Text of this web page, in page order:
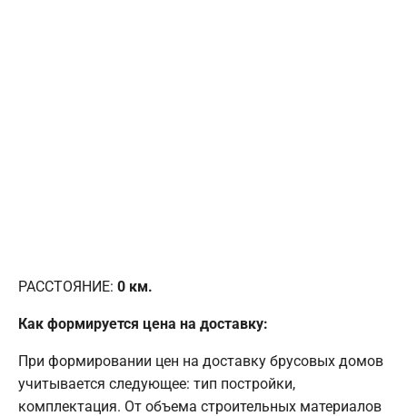
РАССТОЯНИЕ: 0 км.
Как формируется цена на доставку:
При формировании цен на доставку брусовых домов
учитывается следующее: тип постройки,
комплектация. От объема строительных материалов